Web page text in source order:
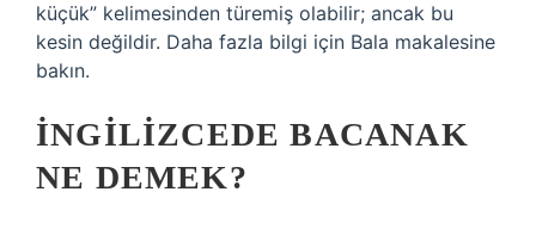
küçük” kelimesinden türemiş olabilir; ancak bu
kesin değildir. Daha fazla bilgi için Bala makalesine
bakın.
İNGILIZCEDE BACANAK
NE DEMEK?